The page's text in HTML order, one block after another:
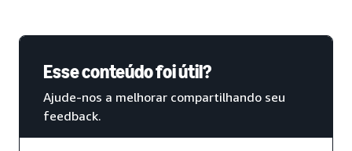
Esse conteúdo foi útil?
Ajude-nos a melhorar compartilhando seu
feedback.